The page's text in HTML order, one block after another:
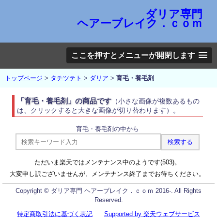
ダリア専門
ヘアーブレイク．ｃｏｍ
「育毛・養毛剤」の商品です （小さな画像が複数あるもの
は、クリックすると大きな画像が切り替わります）。
育毛・養毛剤の中から
ただいま楽天ではメンテナンス中のようです(503)。
大変申し訳ございませんが、メンテナンス終了までお待ちください。
トップページ > タチツテト > ダリア > 育毛・養毛剤
ここを押すとメニューが開閉します
Copyright © ダリア専門 ヘアーブレイク．ｃｏｍ 2016-. All Rights
Reserved.
特定商取引法に基づく表記
Supported by 楽天ウェブサービス